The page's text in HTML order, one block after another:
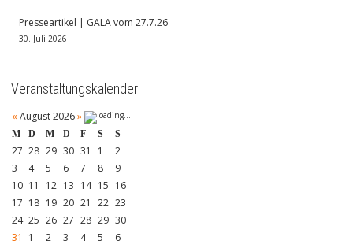
Presseartikel | GALA vom 27.7.26
30. Juli 2026
Veranstaltungskalender
« August 2026»
M D M D F S S
27 28 29 30 31 1
2
3
4 5 6 7 8
9
10 11 12 13 14 15 16
17 18 19 20 21 22 23
24 25 26 27 28 29 30
31
1 2 3 4 5 6